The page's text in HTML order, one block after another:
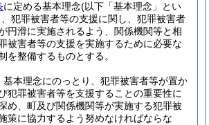
に定める基本理念(以下「基本理念」とい
犯罪被害者等の支援に関し、犯罪被害者
円滑に実施されるよう、関係機関等と相
被害者等の支援を実施するために必要な
を整備するものとする。
基本理念にのっとり、犯罪被害者等が置か
犯罪被害者等を支援することの重要性に
め、町及び関係機関等が実施する犯罪被
策に協力するよう努めなければならな